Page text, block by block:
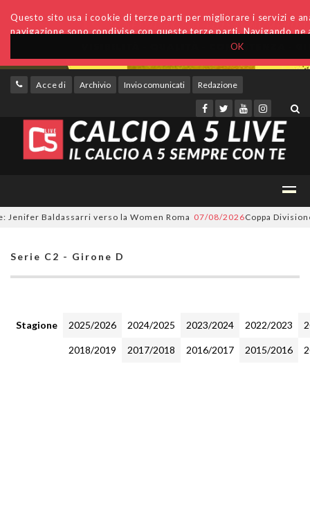
OK
Questo sito usa i cookie di terze parti per migliorare i servizi e
navigazione sono condivise con queste terze parti. Navigando
Accedi Archivio Invio comunicati Redazione
Baldassarri verso la Women Roma 07/08/2026Coppa Divisione, si
Serie C2 - Girone D
Stagione 2025/2026 2024/2025 2023/2024 2022/2023
2018/2019 2017/2018 2016/2017 2015/2016